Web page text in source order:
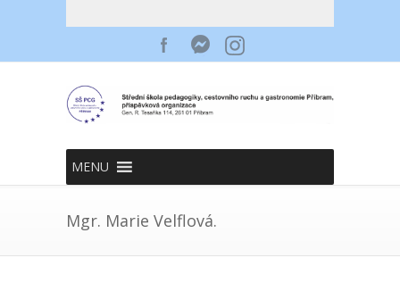
MENU
Mgr. Marie Velflová.